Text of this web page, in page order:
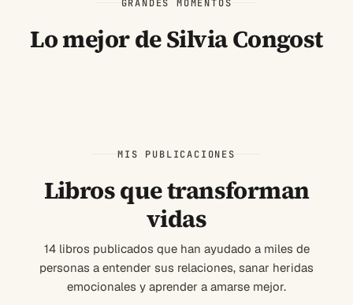
GRANDES MOMENTOS
Lo mejor de Silvia Congost
MIS PUBLICACIONES
Libros que transforman
vidas
14 libros publicados que han ayudado a miles de
personas a entender sus relaciones, sanar heridas
emocionales y aprender a amarse mejor.